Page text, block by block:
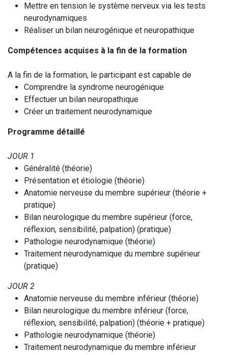
Mettre en tension le système nerveux via les tests
neurodynamiques
Réaliser un bilan neurogénique et neuropathique
Compétences acquises à la fin de la formation
A la fin de la formation, le participant est capable de
Comprendre la syndrome neurogénique
Effectuer un bilan neuropathique
Créer un traitement neurodynamique
Programme détaillé
JOUR 1
Généralité (théorie)
Présentation et étiologie (théorie)
Anatomie nerveuse du membre supérieur (théorie +
pratique)
Bilan neurologique du membre supérieur (force,
réflexion, sensibilité, palpation) (pratique)
Pathologie neurodynamique (théorie)
Traitement neurodynamique du membre supérieur
(pratique)
JOUR 2
Anatomie nerveuse du membre inférieur (théorie)
Bilan neurologique du membre inférieur (force,
réflexion, sensibilité, palpation) (théorie + pratique)
Pathologie neurodynamique (théorie)
Traitement neurodynamique du membre inférieur